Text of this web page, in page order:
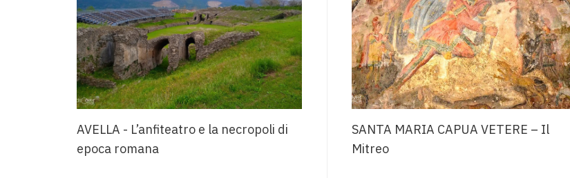
AVELLA - L’anfiteatro e la necropoli di
epoca romana
SANTA MARIA CAPUA VETERE – Il
Mitreo